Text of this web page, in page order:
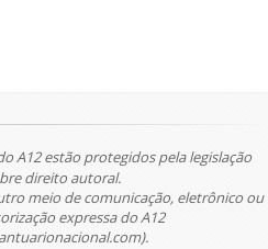
A12 estão protegidos pela legislação
direito autoral.
meio de comunicação, eletrônico ou
expressa do A12